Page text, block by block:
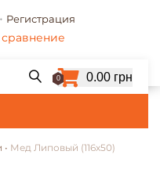
сравнение
Регистрация
0 0.00 грн
• Мед Липовый (116х50)